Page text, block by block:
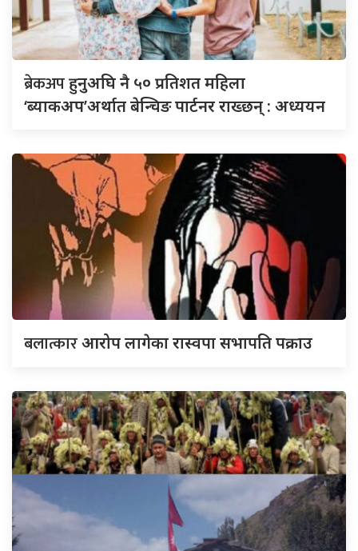
ब्रेकअपहुनुअघि नै ५० प्रतिशत महिला
‘ब्याकअप’अर्थात बेन्चिङ पार्टनर राख्छन् : अध्ययन
बलात्कारआरोप लागेका रास्वपा सभापति पक्राउ